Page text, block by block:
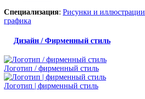
Специализация: Рисунки и иллюстрации
графика
Дизайн / Фирменный стиль
Логотип / фирменный стиль
Логотип | фирменный стиль